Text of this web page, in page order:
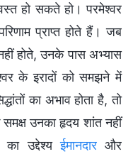
हो सकते हो। परमेश्वर
प्राप्त होते हैं। जब
होते, उनके पास अभ्यास
के इरादों को समझने में
का अभाव होता है, तो
समक्ष उनका हृदय शांत नहीं
का उद्देश्यईमानदारऔर